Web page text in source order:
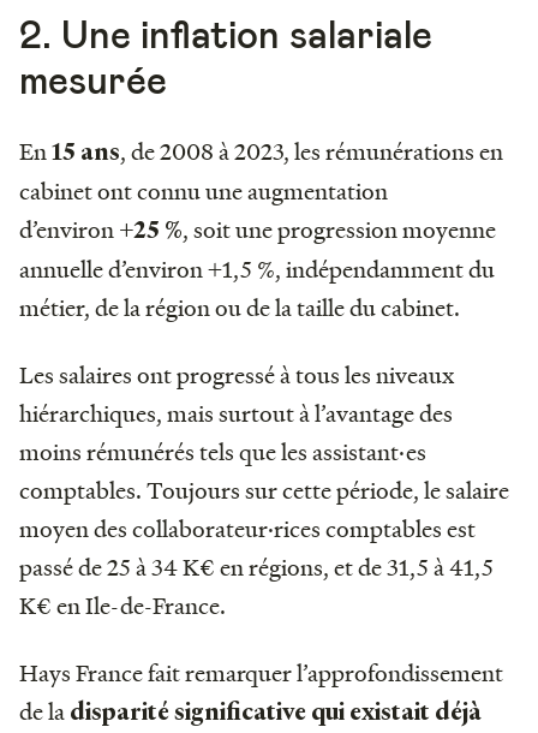
2. Une inflation salariale
mesurée
En15 ans, de 2008 à 2023, les rémunérations en
cabinet ont connu une augmentation
d’environ +25 %, soit une progression moyenne
annuelle d’environ +1,5 %, indépendamment du
métier, de la région ou de la taille du cabinet.
Les salaires ont progressé à tous les niveaux
hiérarchiques, mais surtout à l’avantage des
moins rémunérés tels que les assistant·es
comptables. Toujours sur cette période, le salaire
moyen des collaborateur·rices comptables est
passé de 25 à 34 K€ en régions, et de 31,5 à 41,5
K€ en Ile-de-France.
Hays France fait remarquer l’approfondissement
de la disparité significative qui existait déjà